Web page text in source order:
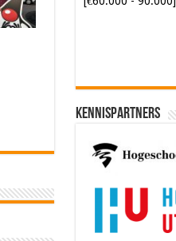
Kennispartners